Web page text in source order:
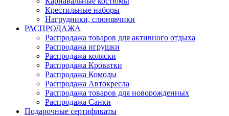
Крестильные наборы
Нагрудники, слюнявчики
РАСПРОДАЖА
Распродажа товаров для активного отдыха
Распродажа игрушки
Распродажа коляски
Распродажа Кроватки
Распродажа Комоды
Распродажа Автокресла
Распродажа товаров для новорожденных
Распродажа Санки
Подарочные сертификаты